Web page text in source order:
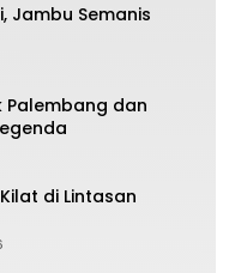
Jambu Semanis
Palembang dan
di Lintasan